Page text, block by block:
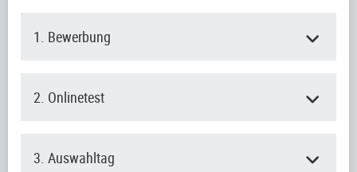
1. Bewerbung
2. Onlinetest
3. Auswahltag